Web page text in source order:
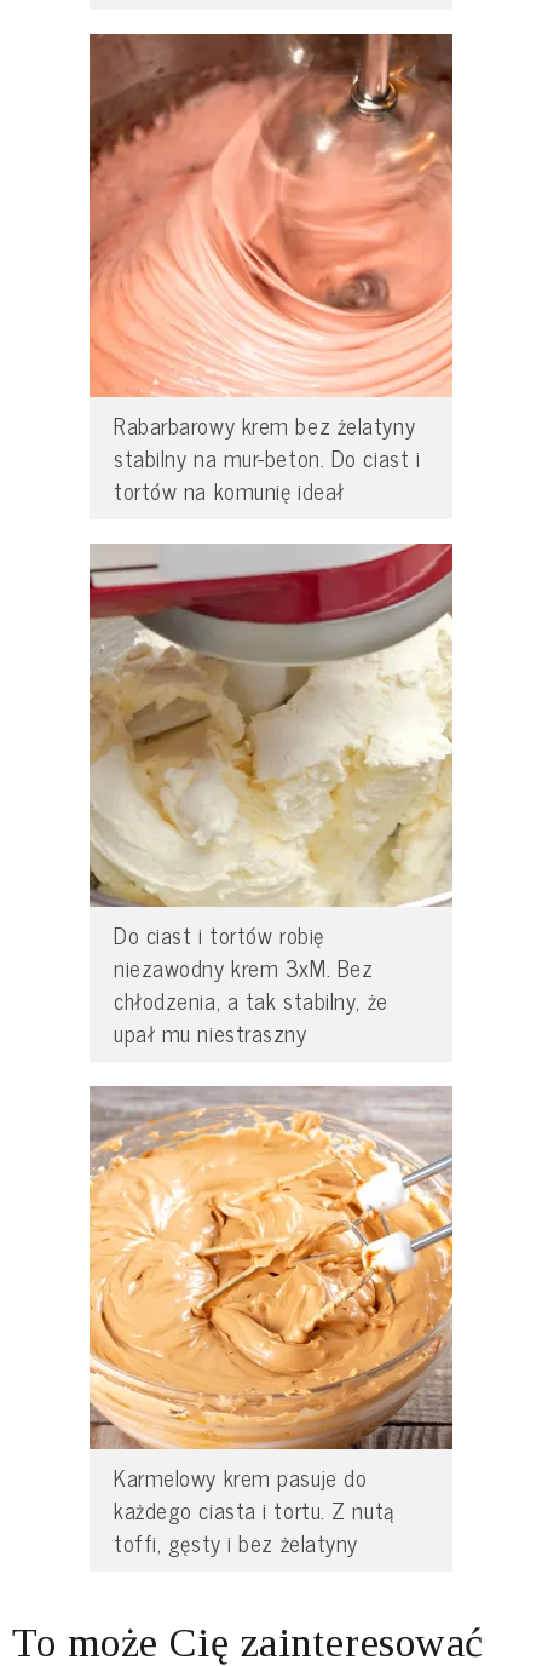
Rabarbarowy krem bez żelatyny
stabilny na mur-beton. Do ciast i
tortów na komunię ideał
Do ciast i tortów robię
niezawodny krem 3xM. Bez
chłodzenia, a tak stabilny, że
upał mu niestraszny
Karmelowy krem pasuje do
każdego ciasta i tortu. Z nutą
toffi, gęsty i bez żelatyny
To może Cię zainteresować